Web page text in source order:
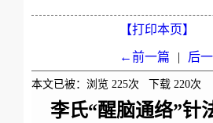
【打印本页】
←前一篇 | 后
本文已被：浏览 225次 下载 220次
李氏“醒脑通络”针